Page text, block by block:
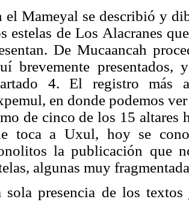
el Mameyal se describió y
estelas de Los Alacranes
De Mucaancah
brevemente
4. El registro más
en donde podemos
de cinco de los 15 altares
toca a Uxul, hoy se
la publicación que
algunas muy
sola presencia de los